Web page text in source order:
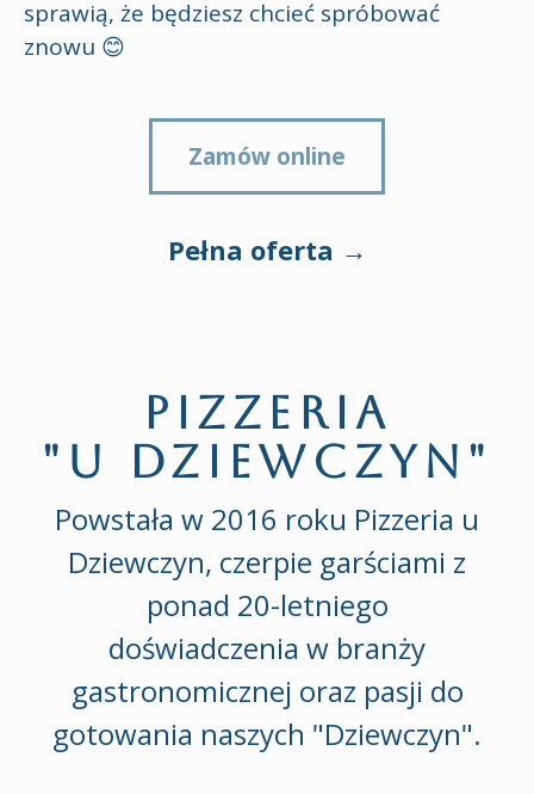
sprawią, że będziesz chcieć spróbować
znowu 😊
Zamów online
Pełna oferta →
PIZZERIA
"U DZIEWCZYN"
Powstała w 2016 roku Pizzeria u
Dziewczyn, czerpie garściami z
ponad 20-letniego
doświadczenia w branży
gastronomicznej oraz pasji do
gotowania naszych "Dziewczyn".